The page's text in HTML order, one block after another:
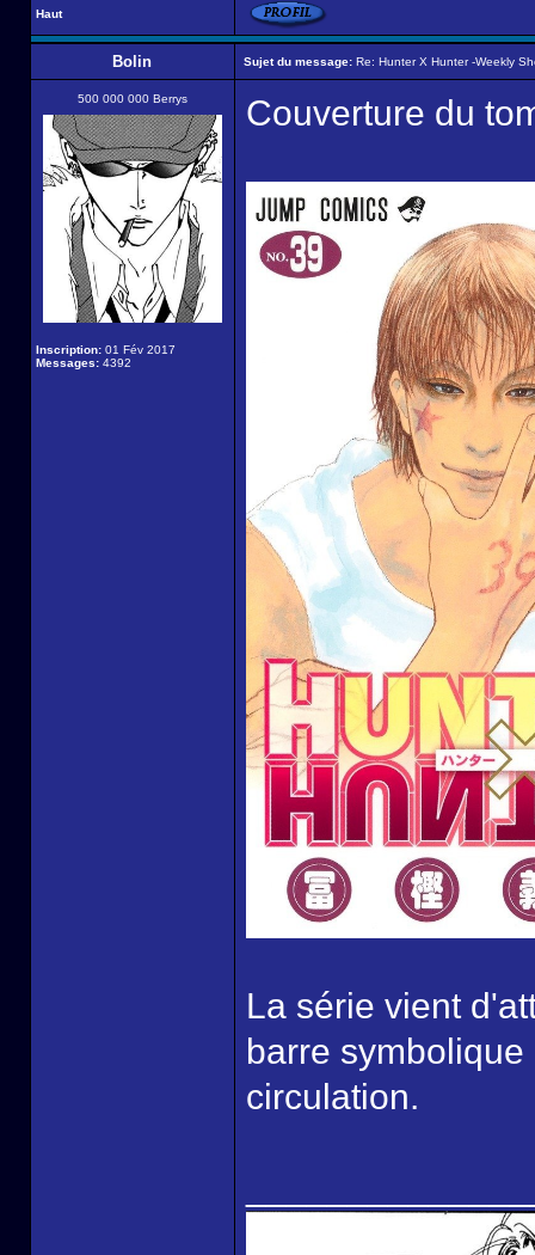
Haut
Bolin Sujet du message: Re: Hunter X Hunter -Weekly
500 000 000 Berrys
Inscription: 01 Fév 2017
Messages: 4392
Couverture du
La série vient
barre
circulation.